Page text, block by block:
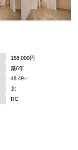
158,000円
築6年
48.49㎡
北
RC